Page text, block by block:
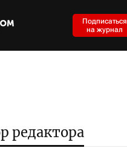
Подписаться
на журнал
редактора